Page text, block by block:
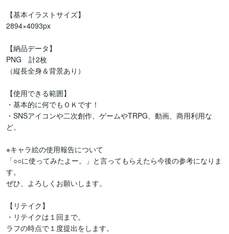
【基本イラストサイズ】
2894×4093px
【納品データ】
PNG　計2枚
（縦長全身＆背景あり）
【使用できる範囲】
・基本的に何でもＯＫです！
・SNSアイコンや二次創作、ゲームやTRPG、動画、商用利用な
ど。
※キャラ絵の使用報告について
「○○に使ってみたよー。」と言ってもらえたら今後の参考になりま
す。
ぜひ、よろしくお願いします。
【リテイク】
・リテイクは１回まで。
ラフの時点で１度提出をします。